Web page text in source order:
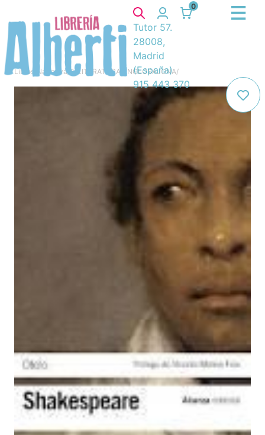
0
Tutor 57.
28008,
Madrid
(España)
915 443 370
Libros Narrativa/ 8. LITERATURA ANGLOSAJONA/